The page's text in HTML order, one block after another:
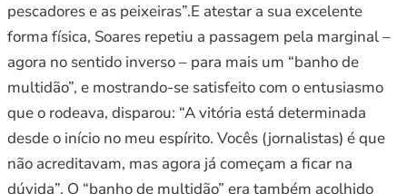
pescadores e as peixeiras”.E atestar a sua excelente
forma física, Soares repetiu a passagem pela marginal –
agora no sentido inverso – para mais um “banho de
multidão”, e mostrando-se satisfeito com o entusiasmo
que o rodeava, disparou: “A vitória está determinada
desde o início no meu espírito. Vocês (jornalistas) é que
não acreditavam, mas agora já começam a ficar na
dúvida”. O “banho de multidão” era também acolhido